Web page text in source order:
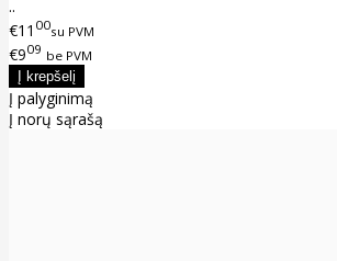
..
€11 00su PVM
€909 be PVM
Į palyginimą
Į norų sąrašą